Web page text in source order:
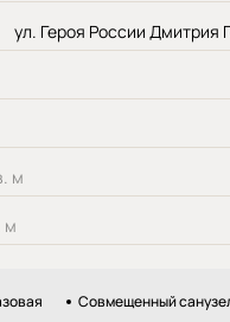
ул. Героя России Дмитрия
м
м
Совмещенный